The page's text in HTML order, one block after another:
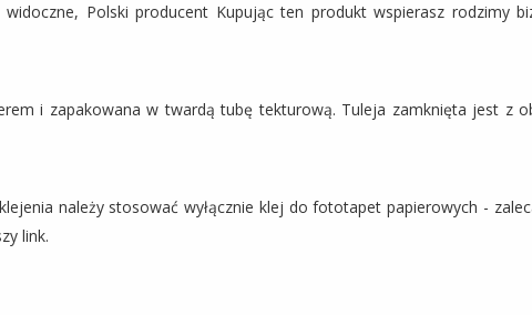
Polski producent Kupując ten produkt wspierasz rodzimy
i zapakowana w twardą tubę tekturową. Tuleja zamknięta jest z
należy stosować wyłącznie klej do fototapet papierowych -
link.